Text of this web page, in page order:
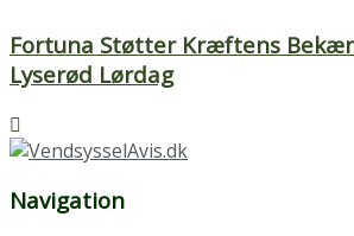
Fortuna Støtter Kræftens
Lyserød Lørdag
Navigation